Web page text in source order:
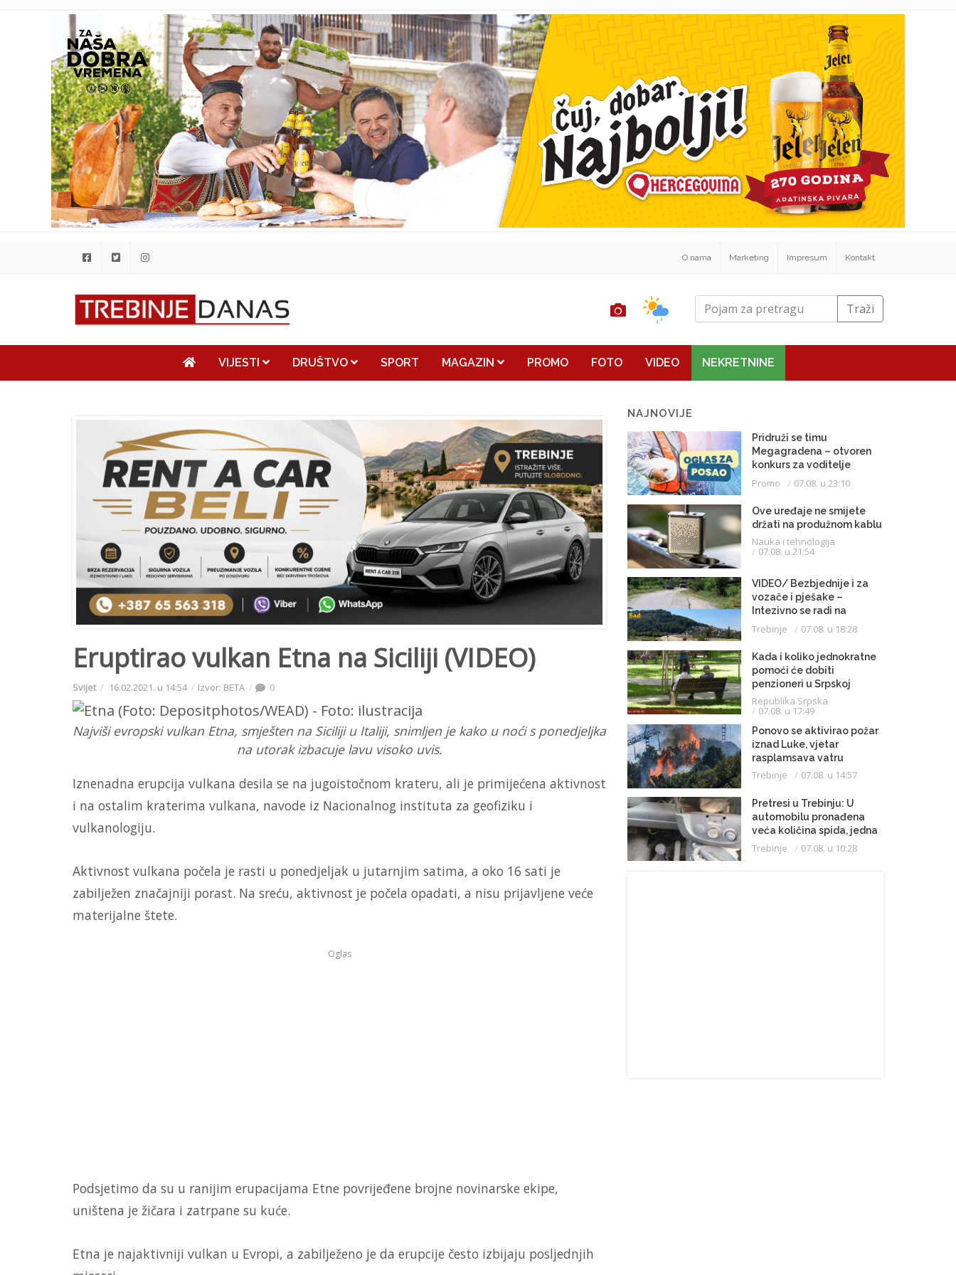
O nama Marketing Impresum Kontakt
Traži
VIJESTI DRUŠTVO SPORT MAGAZIN PROMO FOTO VIDEO NEKRETNINE
Eruptirao vulkan Etna na Siciliji (VIDEO)
Svijet 16.02.2021. u 14:54 Izvor: BETA 0
Najviši evropski vulkan Etna, smješten na Siciliji u Italiji, snimljen je kako u noći s ponedjeljka
na utorak izbacuje lavu visoko uvis.
Iznenadna erupcija vulkana desila se na jugoistočnom krateru, ali je primijećena aktivnost
i na ostalim kraterima vulkana, navode iz Nacionalnog instituta za geofiziku i
vulkanologiju.
Aktivnost vulkana počela je rasti u ponedjeljak u jutarnjim satima, a oko 16 sati je
zabilježen značajniji porast. Na sreću, aktivnost je počela opadati, a nisu prijavljene veće
materijalne štete.
Oglas
Podsjetimo da su u ranijim erupacijama Etne povrijeđene brojne novinarske ekipe,
uništena je žičara i zatrpane su kuće.
Etna je najaktivniji vulkan u Evropi, a zabilježeno je da erupcije često izbijaju posljednjih
NAJNOVIJE
Pridruži se timu
Megagradena – otvoren
konkurs za voditelje
gradilišta
Promo 07.08. u 23:10
Ove uređaje ne smijete
držati na produžnom kablu
Nauka i tehnologija
07.08. u 21:54
VIDEO/ Bezbjednije i za
vozače i pješake –
Intezivno se radi na
proširenju saobraćajnice
Trebinje 07.08. u 18:28
Kada i koliko jednokratne
pomoći će dobiti
penzioneri u Srpskoj
Republika Srpska
07.08. u 17:49
Ponovo se aktivirao požar
iznad Luke, vjetar
rasplamsava vatru
Trebinje 07.08. u 14:57
Pretresi u Trebinju: U
automobilu pronađena
veća količina spida, jedna
osoba uhapšena
Trebinje 07.08. u 10:28